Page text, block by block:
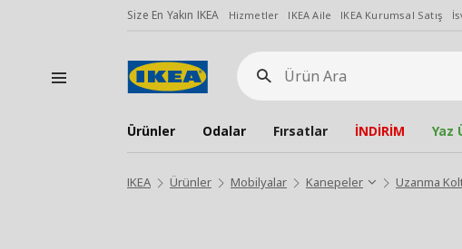
Size En Yakın IKEA Hizmetler IKEA Aile IKEA Kurumsal Satış
Ürün
Ara
Ürünler Odalar Fırsatlar İNDİRİM Yaz
IKEA Ürünler Mobilyalar Kanepeler Uzanma